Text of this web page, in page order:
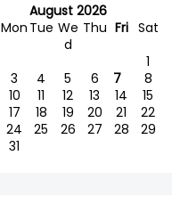
August 2026
Mon Tue We
d
Thu Fri Sat
1
3 4 5 6 7
8
10 11 12 13 14
15
17 18 19 20 21
22
24 25 26 27 28
29
31